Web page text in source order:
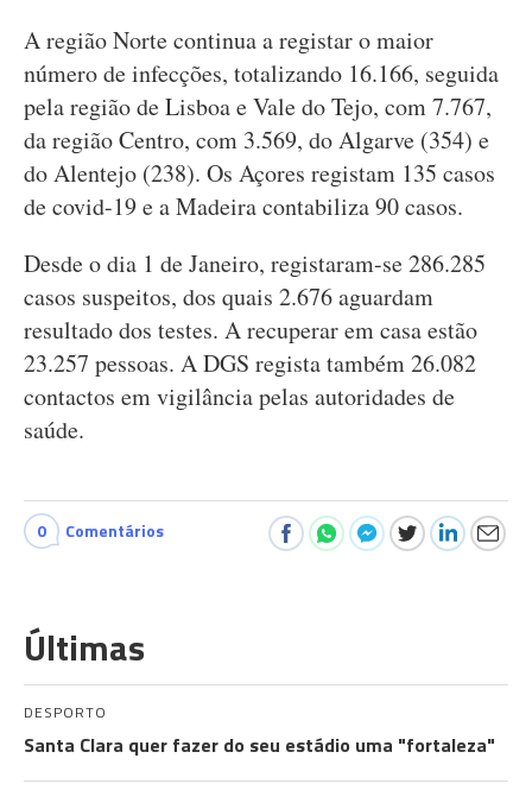
A região Norte continua a registar o maior
número de infecções, totalizando 16.166, seguida
pela região de Lisboa e Vale do Tejo, com 7.767,
da região Centro, com 3.569, do Algarve (354) e
do Alentejo (238). Os Açores registam 135 casos
de covid-19 e a Madeira contabiliza 90 casos.
Desde o dia 1 de Janeiro, registaram-se 286.285
casos suspeitos, dos quais 2.676 aguardam
resultado dos testes. A recuperar em casa estão
23.257 pessoas. A DGS regista também 26.082
contactos em vigilância pelas autoridades de
saúde.
0 Comentários
Últimas
DESPORTO
Santa Clara quer fazer do seu estádio uma "fortaleza"